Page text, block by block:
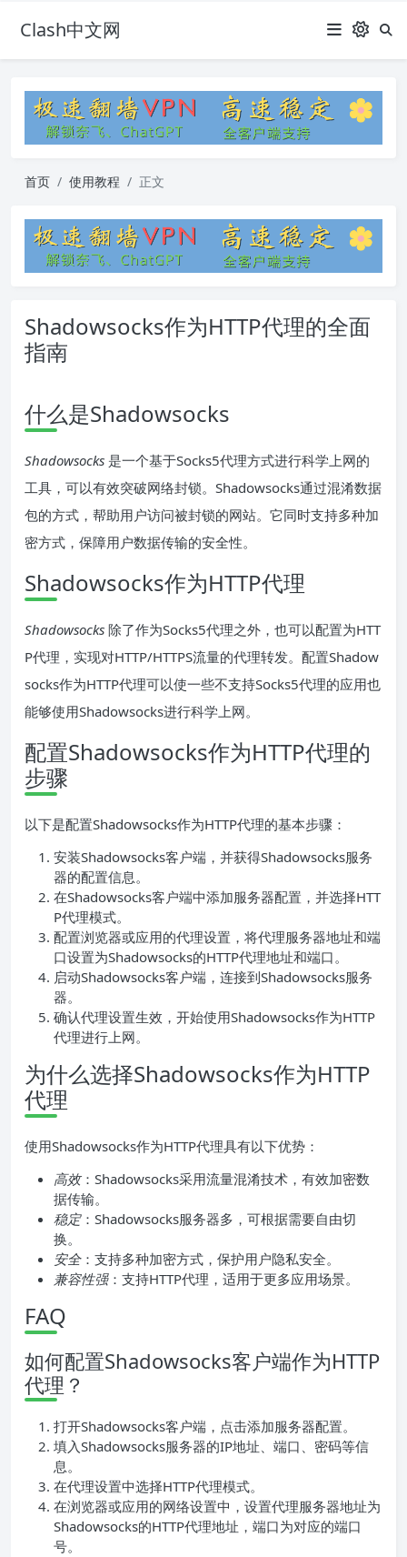
Clash中文网
首页 使用教程 正文
Shadowsocks作为HTTP代理的全面
指南
什么是Shadowsocks
Shadowsocks 是一个基于Socks5代理方式进行科学上网的
工具，可以有效突破网络封锁。Shadowsocks通过混淆数据
包的方式，帮助用户访问被封锁的网站。它同时支持多种加
密方式，保障用户数据传输的安全性。
Shadowsocks作为HTTP代理
Shadowsocks 除了作为Socks5代理之外，也可以配置为HTT
P代理，实现对HTTP/HTTPS流量的代理转发。配置Shadow
socks作为HTTP代理可以使一些不支持Socks5代理的应用也
能够使用Shadowsocks进行科学上网。
配置Shadowsocks作为HTTP代理的
步骤
以下是配置Shadowsocks作为HTTP代理的基本步骤：
安装Shadowsocks客户端，并获得Shadowsocks服务
器的配置信息。
在Shadowsocks客户端中添加服务器配置，并选择HTT
P代理模式。
配置浏览器或应用的代理设置，将代理服务器地址和端
口设置为Shadowsocks的HTTP代理地址和端口。
启动Shadowsocks客户端，连接到Shadowsocks服务
器。
确认代理设置生效，开始使用Shadowsocks作为HTTP
代理进行上网。
为什么选择Shadowsocks作为HTTP
代理
使用Shadowsocks作为HTTP代理具有以下优势：
高效：Shadowsocks采用流量混淆技术，有效加密数
据传输。
稳定：Shadowsocks服务器多，可根据需要自由切
换。
安全：支持多种加密方式，保护用户隐私安全。
兼容性强：支持HTTP代理，适用于更多应用场景。
FAQ
如何配置Shadowsocks客户端作为HTTP
代理？
打开Shadowsocks客户端，点击添加服务器配置。
填入Shadowsocks服务器的IP地址、端口、密码等信
息。
在代理设置中选择HTTP代理模式。
在浏览器或应用的网络设置中，设置代理服务器地址为
Shadowsocks的HTTP代理地址，端口为对应的端口
号。